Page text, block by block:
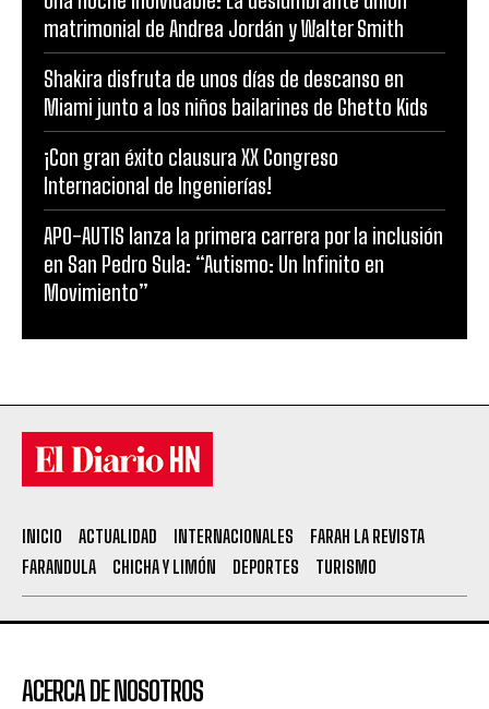
matrimonial de Andrea Jordán y Walter Smith
Shakira disfruta de unos días de descanso en
Miami junto a los niños bailarines de Ghetto Kids
¡Con gran éxito clausura XX Congreso
Internacional de Ingenierías!
APO-AUTIS lanza la primera carrera por la inclusión
en San Pedro Sula: “Autismo: Un Infinito en
Movimiento”
INICIO ACTUALIDAD INTERNACIONALES
FARAH LA REVISTA
FARANDULA
CHICHA Y LIMÓN DEPORTES TURISMO
ACERCA DE NOSOTROS